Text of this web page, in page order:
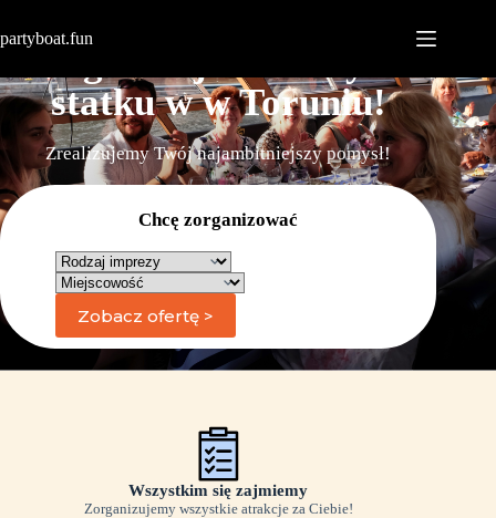
partyboat.fun
statku w w Toruniu!
Zrealizujemy Twój najambitniejszy pomysł!
Chcę zorganizować
Wszystkim się zajmiemy
Zorganizujemy wszystkie atrakcje za Ciebie!